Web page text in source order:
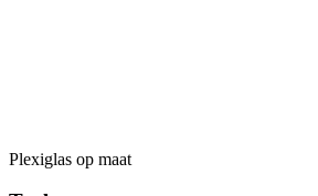
Plexiglas op maat